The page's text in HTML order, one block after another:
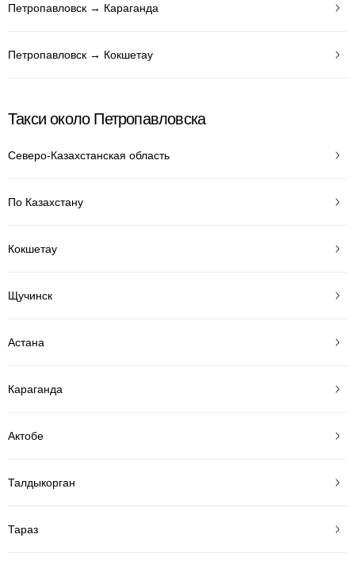
Петропавловск → Караганда
Петропавловск → Кокшетау
Такси около Петропавловска
Северо-Казахстанская область
По Казахстану
Кокшетау
Щучинск
Астана
Караганда
Актобе
Талдыкорган
Тараз